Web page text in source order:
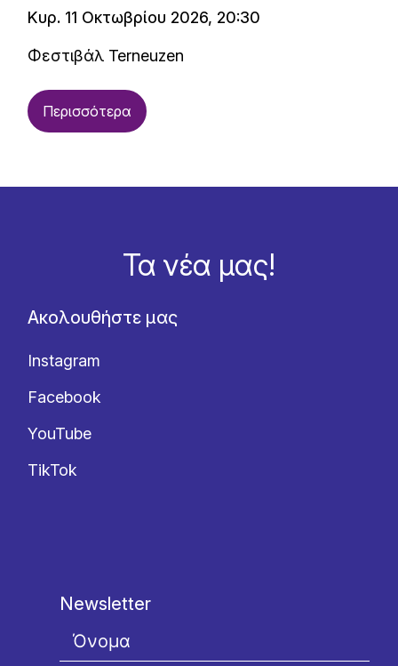
Κυρ. 11 Οκτωβρίου 2026, 20:30
Φεστιβάλ Terneuzen
Περισσότερα
Τα νέα μας!
Ακολουθήστε μας
Instagram
Facebook
YouTube
TikTok
Newsletter